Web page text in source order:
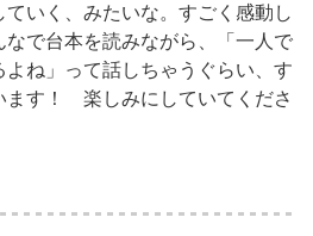
ていく、みたいな。すごく感動し
なで台本を読みながら、「一人で
ね」って話しちゃうぐらい、す
ます！ 楽しみにしていてくださ